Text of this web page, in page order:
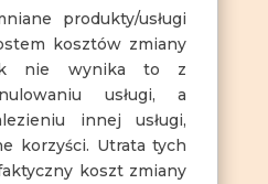
produkty/usługi
kosztów zmiany
nie wynika to z
usługi, a
innej usługi,
korzyści. Utrata tych
koszt zmiany